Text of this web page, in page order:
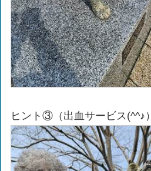
ヒント③（出血サービス(^^♪）